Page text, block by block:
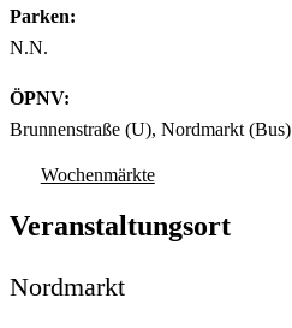
Parken:
N.N.
ÖPNV:
Brunnenstraße (U), Nordmarkt (Bus)
Wochenmärkte
Veranstaltungsort
Nordmarkt